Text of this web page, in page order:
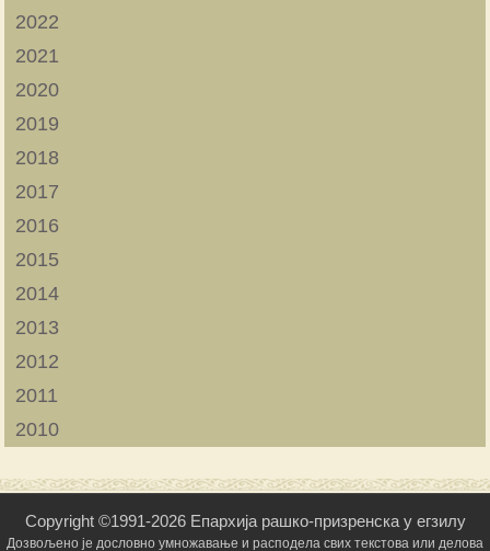
2022
2021
2020
2019
2018
2017
2016
2015
2014
2013
2012
2011
2010
Copyright ©1991-2026 Епархија рашко-призренска у егзилу
Дозвољено је дословно умножавање и расподела свих текстова или делова